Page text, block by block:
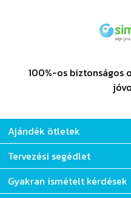
100%-os biztonságos
Ajándék ötletek
Tervezési segédlet
Gyakran ismételt kérdések